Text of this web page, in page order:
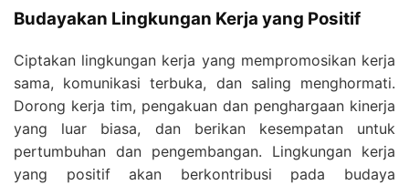
Budayakan Lingkungan Kerja yang Positif
Ciptakan lingkungan kerja yang mempromosikan kerja
sama, komunikasi terbuka, dan saling menghormati.
Dorong kerja tim, pengakuan dan penghargaan kinerja
yang luar biasa, dan berikan kesempatan untuk
pertumbuhan dan pengembangan. Lingkungan kerja
yang positif akan berkontribusi pada budaya